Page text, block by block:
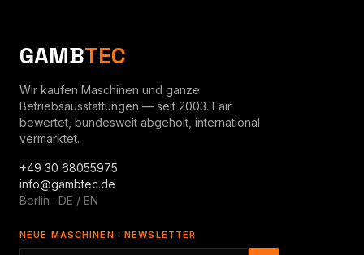
GAMBTEC
Wir kaufen Maschinen und ganze
Betriebsausstattungen — seit 2003. Fair
bewertet, bundesweit abgeholt, international
vermarktet.
+49 30 68055975
info@gambtec.de
Berlin · DE / EN
NEUE MASCHINEN · NEWSLETTER